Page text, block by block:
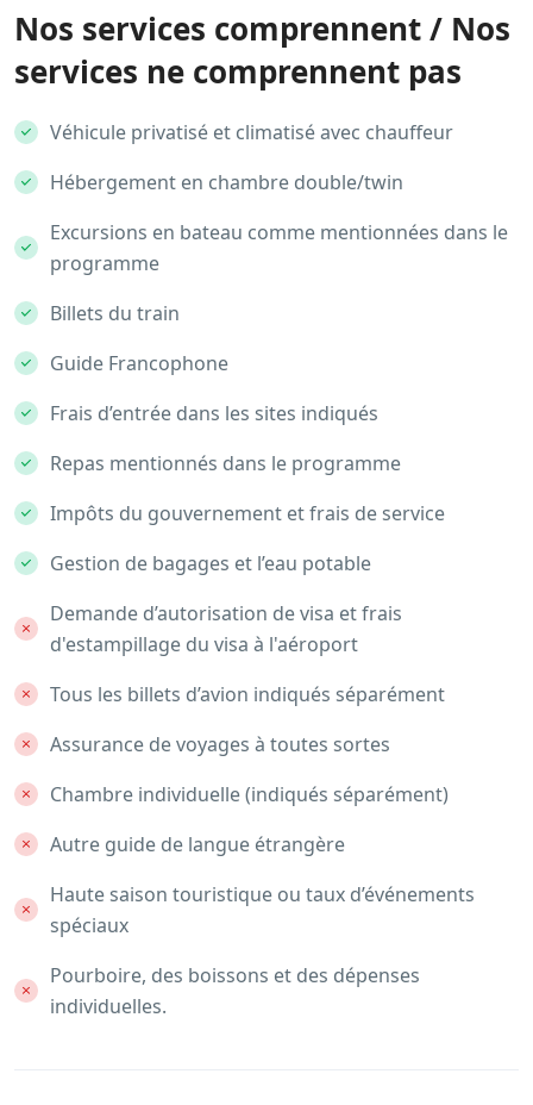
Nos services comprennent / Nos
services ne comprennent pas
Véhicule privatisé et climatisé avec chauffeur
Hébergement en chambre double/twin
Excursions en bateau comme mentionnées dans le
programme
Billets du train
Guide Francophone
Frais d’entrée dans les sites indiqués
Repas mentionnés dans le programme
Impôts du gouvernement et frais de service
Gestion de bagages et l’eau potable
Demande d’autorisation de visa et frais
d'estampillage du visa à l'aéroport
Tous les billets d’avion indiqués séparément
Assurance de voyages à toutes sortes
Chambre individuelle (indiqués séparément)
Autre guide de langue étrangère
Haute saison touristique ou taux d’événements
spéciaux
Pourboire, des boissons et des dépenses
individuelles.